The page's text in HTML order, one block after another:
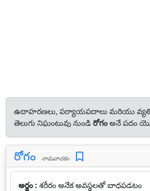
ఉదాహరణలు, పర్యాయపదాలు మరియు
తెలుగు నిఘంటువు నుండిరోగంఅనే పదం
రోగం నామవాచకం
అర్థం : శరీరం అనేక అవస్థలతో బాధపడటం